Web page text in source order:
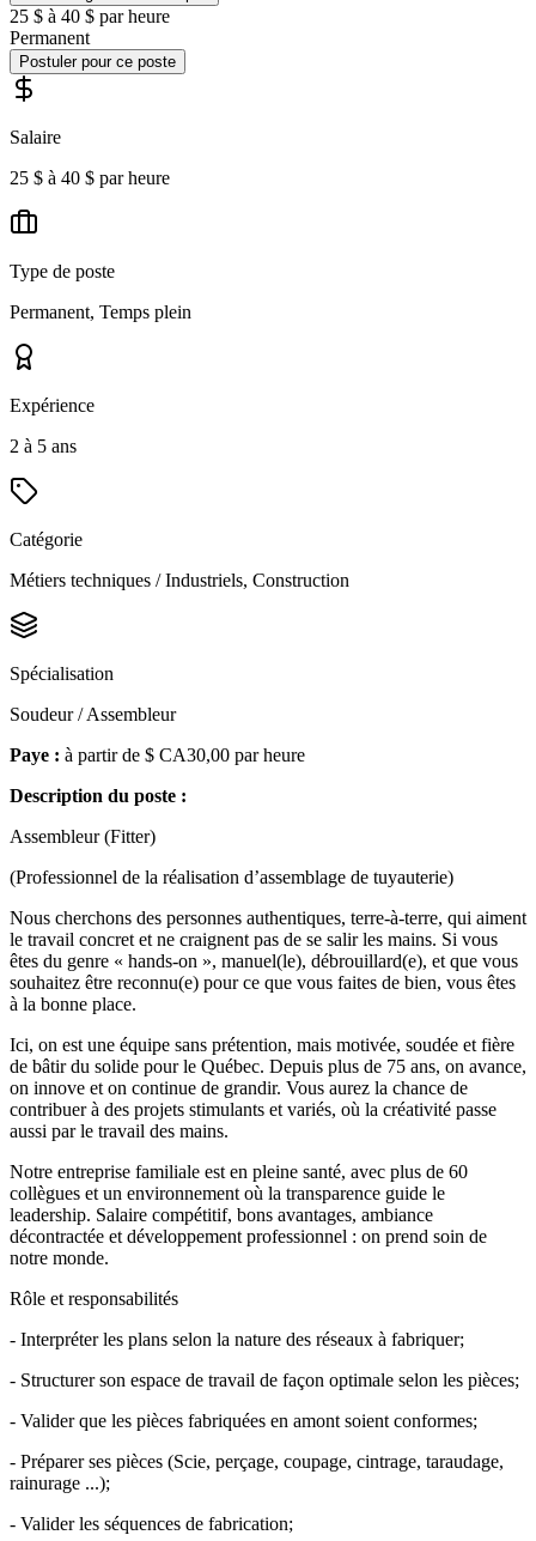
25 $ à 40 $ par heure
Permanent
Postuler pour ce poste
Salaire
25 $ à 40 $ par heure
Type de poste
Permanent, Temps plein
Expérience
2 à 5 ans
Catégorie
Métiers techniques / Industriels, Construction
Spécialisation
Soudeur / Assembleur
Paye : à partir de $ CA30,00 par heure
Description du poste :
Assembleur (Fitter)
(Professionnel de la réalisation d’assemblage de tuyauterie)
Nous cherchons des personnes authentiques, terre-à-terre, qui aiment
le travail concret et ne craignent pas de se salir les mains. Si vous
êtes du genre « hands-on », manuel(le), débrouillard(e), et que vous
souhaitez être reconnu(e) pour ce que vous faites de bien, vous êtes
à la bonne place.
Ici, on est une équipe sans prétention, mais motivée, soudée et fière
de bâtir du solide pour le Québec. Depuis plus de 75 ans, on avance,
on innove et on continue de grandir. Vous aurez la chance de
contribuer à des projets stimulants et variés, où la créativité passe
aussi par le travail des mains.
Notre entreprise familiale est en pleine santé, avec plus de 60
collègues et un environnement où la transparence guide le
leadership. Salaire compétitif, bons avantages, ambiance
décontractée et développement professionnel : on prend soin de
notre monde.
Rôle et responsabilités
- Interpréter les plans selon la nature des réseaux à fabriquer;
- Structurer son espace de travail de façon optimale selon les pièces;
- Valider que les pièces fabriquées en amont soient conformes;
- Préparer ses pièces (Scie, perçage, coupage, cintrage, taraudage,
rainurage ...);
- Valider les séquences de fabrication;